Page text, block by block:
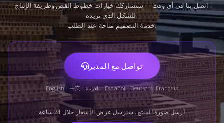
اتصل بنا في أي وقت — سنشاركك خيارات خطوط القص وطريقة الإنتاج
للشكل الذي تريده.
خدمة التصميم متاحة عند الطلب.
تواصل مع المدير
English · 中文 · العربية · Español · Deutsch · Français
أرسل صورة المنتج، سنرسل عرض الأسعار خلال 24 ساعة